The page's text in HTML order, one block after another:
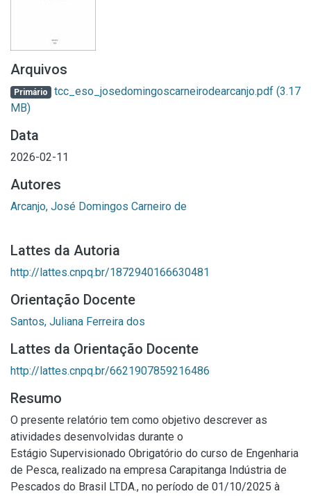
Arquivos
Primário tcc_eso_josedomingoscarneirodearcanjo.pdf (3.17
MB)
Data
2026-02-11
Autores
Arcanjo, José Domingos Carneiro de
Lattes da Autoria
http://lattes.cnpq.br/1872940166630481
Orientação Docente
Santos, Juliana Ferreira dos
Lattes da Orientação Docente
http://lattes.cnpq.br/6621907859216486
Resumo
O presente relatório tem como objetivo descrever as
atividades desenvolvidas durante o
Estágio Supervisionado Obrigatório do curso de Engenharia
de Pesca, realizado na empresa Carapitanga Indústria de
Pescados do Brasil LTDA., no período de 01/10/2025 à